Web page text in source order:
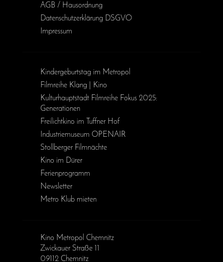
AGB / Haus­ordnung
Daten­schutz­erklärung DSGVO
Impressum
Kinder­geburts­tag im Metropol
Filmreihe Klang | Kino
Kulturhauptstadt Filmreihe Fokus 2025:
Generationen
Freilichtkino im Tuffner Hof
Industriemuseum OPENAIR
Stollberger Filmnächte
Kino im Dürer
Ferienprogramm
Newsletter
Metro Klub mieten
Kino Metropol Chemnitz
Zwickauer Straße 11
09112 Chemnitz